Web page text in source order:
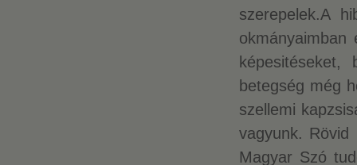
szerepelek.A
betegség még
szellemi
vagyunk.
Magyar Szó